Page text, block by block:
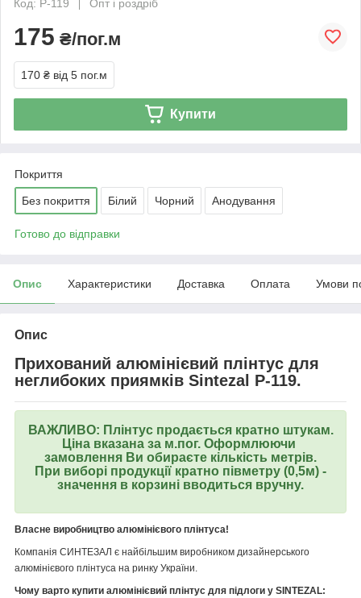
Код: P-119
Опт і роздріб
175 ₴/пог.м
170 ₴ від 5 пог.м
Купити
Покриття
Без покриття Білий Чорний Анодування
Готово до відправки
Опис Характеристики Доставка Оплата Умови
Опис
Прихований алюмінієвий плінтус для
неглибоких приямків Sintezal Р-119.
ВАЖЛИВО: Плінтус продається кратно штукам.
Ціна вказана за м.пог. Оформлюючи
замовлення Ви обираєте кількість метрів.
При виборі продукції кратно півметру (0,5м) -
значення в корзині вводиться вручну.
Власне виробництво алюмінієвого плінтуса!
Компанія СИНТЕЗАЛ є найбільшим виробником дизайнерського
алюмінієвого плінтуса на ринку України.
Чому варто купити алюмінієвий плінтус для підлоги у SINTEZAL: